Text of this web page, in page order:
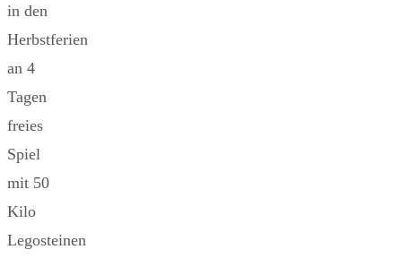
in den
Herbstferien
an 4
Tagen
freies
Spiel
mit 50
Kilo
Legosteinen